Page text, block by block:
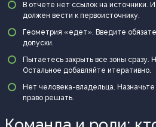
В отчете нет ссылок на источники.
должен вести к первоисточнику.
Геометрия «едет». Введите
допуски.
Пытаетесь закрыть все зоны сразу.
Остальное добавляйте итеративно.
Нет человека-владельца.
право решать.